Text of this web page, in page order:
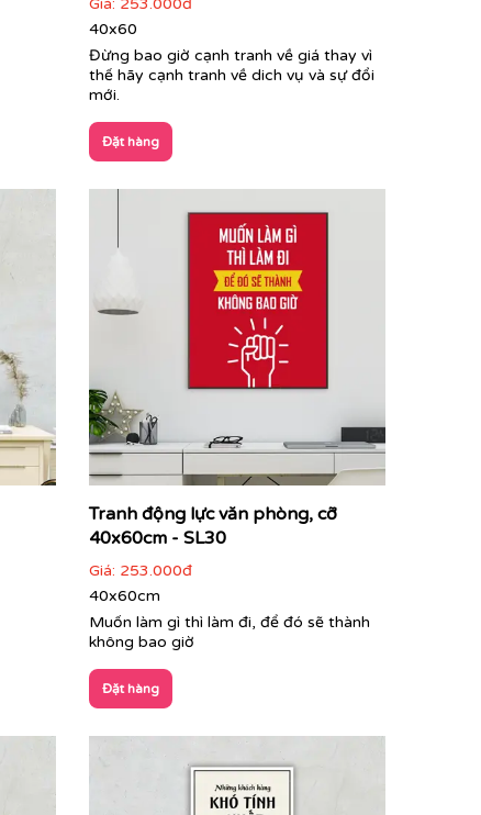
Giá: 253.000đ
40x60
Đừng bao giờ cạnh tranh về giá thay vì
thế hãy cạnh tranh về dich vụ và sự đổi
mới.
Đặt hàng
Tranh động lực văn phòng, cỡ
40x60cm - SL30
Giá: 253.000đ
40x60cm
Muốn làm gì thì làm đi, để đó sẽ thành
không bao giờ
Đặt hàng